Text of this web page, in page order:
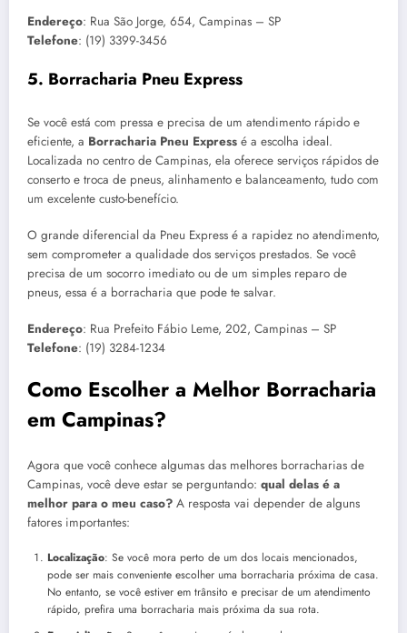
Endereço: Rua São Jorge, 654, Campinas – SP
Telefone: (19) 3399-3456
5. Borracharia Pneu Express
Se você está com pressa e precisa de um atendimento rápido e
eficiente, a Borracharia Pneu Express é a escolha ideal.
Localizada no centro de Campinas, ela oferece serviços rápidos de
conserto e troca de pneus, alinhamento e balanceamento, tudo com
um excelente custo-benefício.
O grande diferencial da Pneu Express é a rapidez no atendimento,
sem comprometer a qualidade dos serviços prestados. Se você
precisa de um socorro imediato ou de um simples reparo de
pneus, essa é a borracharia que pode te salvar.
Endereço: Rua Prefeito Fábio Leme, 202, Campinas – SP
Telefone: (19) 3284-1234
Como Escolher a Melhor Borracharia
em Campinas?
Agora que você conhece algumas das melhores borracharias de
Campinas, você deve estar se perguntando: qual delas é a
melhor para o meu caso? A resposta vai depender de alguns
fatores importantes:
Localização: Se você mora perto de um dos locais mencionados,
pode ser mais conveniente escolher uma borracharia próxima de casa.
No entanto, se você estiver em trânsito e precisar de um atendimento
rápido, prefira uma borracharia mais próxima da sua rota.